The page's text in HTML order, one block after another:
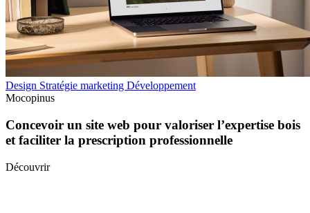
Design Stratégie marketing Développement
Mocopinus
Concevoir un site web pour valoriser l’expertise bois
et faciliter la prescription professionnelle
Découvrir